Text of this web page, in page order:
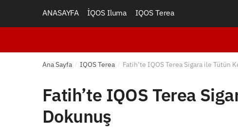
ANASAYFA İQOS Iluma IQOS Terea
Ana Sayfa / IQOS Terea / Fatih’te IQOS Terea Sigara ile Tütün
Fatih’te IQOS Terea
Dokunuş